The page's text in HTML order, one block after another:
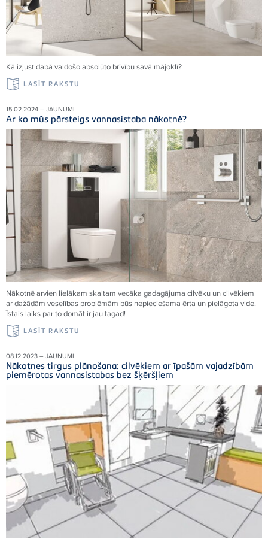
Kā izjust dabā valdošo absolūto brīvību savā mājoklī?
LASĪT RAKSTU
15.02.2024 – JAUNUMI
Ar ko mūs pārsteigs vannasistaba nākotnē?
Nākotnē arvien lielākam skaitam vecāka gadagājuma cilvēku un cilvēkiem
ar dažādām veselības problēmām būs nepieciešama ērta un pielāgota vide.
Īstais laiks par to domāt ir jau tagad!
LASĪT RAKSTU
08.12.2023 – JAUNUMI
Nākotnes tirgus plānošana: cilvēkiem ar īpašām vajadzībām
piemērotas vannasistabas bez šķēršļiem